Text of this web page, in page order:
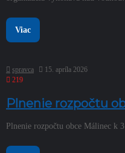
Viac
spravca
15. apríla 2026
219
Plnenie rozpočtu
Plnenie rozpočtu obce Málinec k